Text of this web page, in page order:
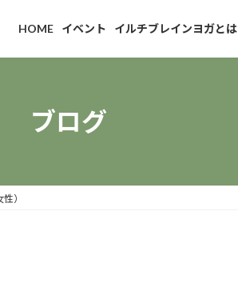
HOME イベント イルチブレインヨガとは
ブログ
）